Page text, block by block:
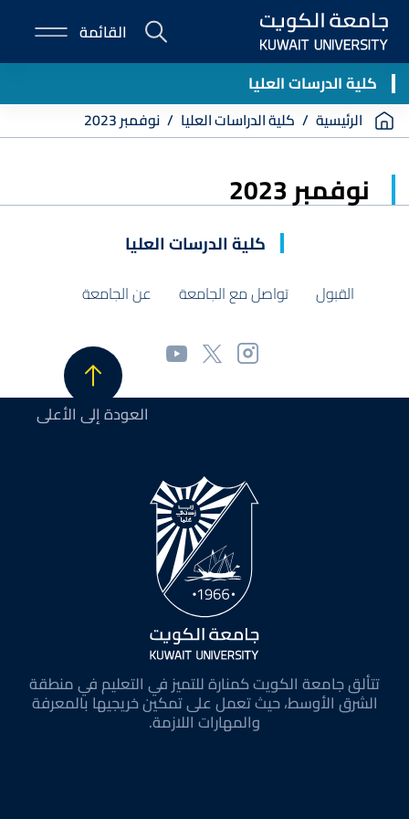
Skip
main
content
E-
Portal
القائمة
كلية الدرسات العليا
Breadcrumb
الرئيسية كلية الدراسات العليا نوفمبر 2023
نوفمبر 2023
كلية الدرسات العليا
القبول تواصل مع الجامعة عن الجامعة
العودة إلى الأعلى
تتألق جامعة الكويت كمنارة للتميز في التعليم في منطقة
الشرق الأوسط، حيث تعمل على تمكين خريجيها بالمعرفة
والمهارات اللازمة.